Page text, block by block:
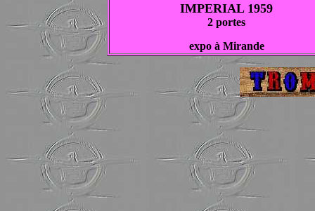
IMPERIAL 1959
2 portes
expo à Mirande